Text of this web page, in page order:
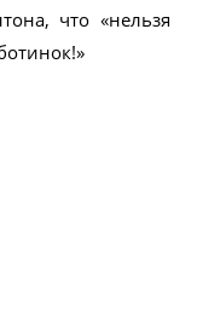
что «нельзя